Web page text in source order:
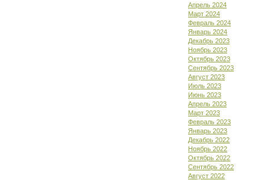
Апрель 2024
Март 2024
Февраль 2024
Январь 2024
Декабрь 2023
Ноябрь 2023
Октябрь 2023
Сентябрь 2023
Август 2023
Июль 2023
Июнь 2023
Апрель 2023
Март 2023
Февраль 2023
Январь 2023
Декабрь 2022
Ноябрь 2022
Октябрь 2022
Сентябрь 2022
Август 2022